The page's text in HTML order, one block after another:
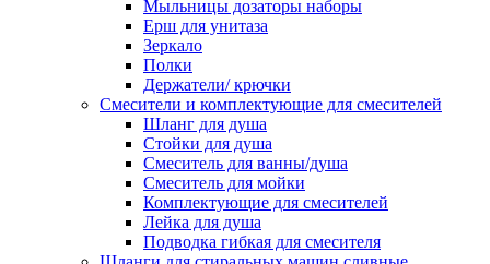
Мыльницы дозаторы наборы
Ерш для унитаза
Зеркало
Полки
Держатели/ крючки
Смесители и комплектующие для смесителей
Шланг для душа
Стойки для душа
Смеситель для ванны/душа
Смеситель для мойки
Комплектующие для смесителей
Лейка для душа
Подводка гибкая для смесителя